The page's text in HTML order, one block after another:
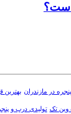
است؟
در مازندران بهترین
وین تک تولیدی درب و